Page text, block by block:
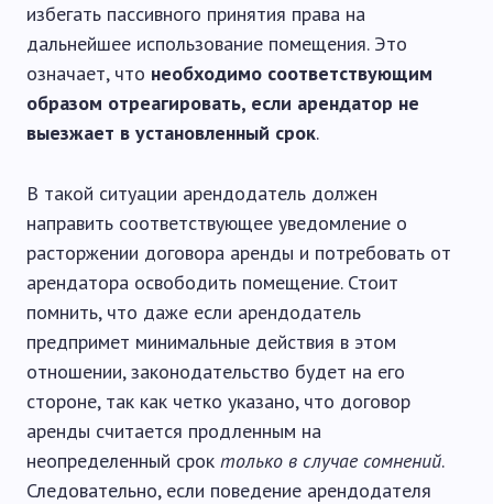
избегать пассивного принятия права на
дальнейшее использование помещения. Это
означает, что необходимо соответствующим
образом отреагировать, если арендатор не
выезжает в установленный срок.
В такой ситуации арендодатель должен
направить соответствующее уведомление о
расторжении договора аренды и потребовать от
арендатора освободить помещение. Стоит
помнить, что даже если арендодатель
предпримет минимальные действия в этом
отношении, законодательство будет на его
стороне, так как четко указано, что договор
аренды считается продленным на
неопределенный срок только в случае сомнений.
Следовательно, если поведение арендодателя